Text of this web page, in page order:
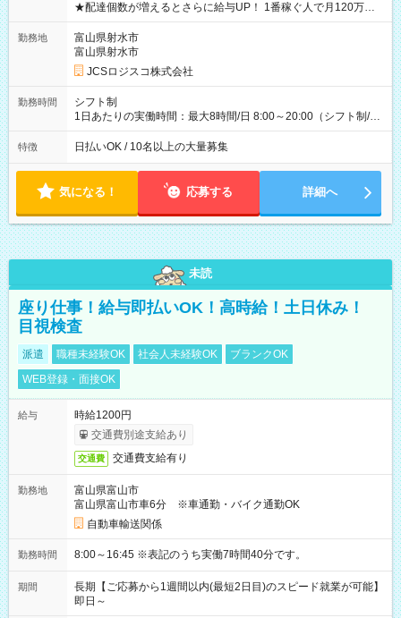
★配達個数が増えるとさらに給与UP！ 1番稼ぐ人で月120万ほ
ど！ ・主要都市エリア 月収55万円／週5日稼働 月収65万~112
万円／週6日稼働 ・地方郊外エリア 月収40万円／週5日稼働 月
収40万円~50万円／週6日稼働 ＜モデルイメージ＞ ■月収50万
円 (27歳男性/江東区在住)※元建築関係 1日150個配達×25日勤務
(日休み) ■月収80万円(43歳男性/墨田区在住)※元営業 1日200個
勤務地
富山県射水市
富山県射水市
JCSロジスコ株式会社
勤務時間
シフト制
1日あたりの実働時間：最大8時間/日 8:00～20:00（シフト制/実
働8時間） ※週5日勤務（場所次第では週4も有り） ※配達状況
によって時間外での勤務可能性有り ※案件により多少の前後あ
特徴 日払いOK / 10名以上の大量募集
気になる！ 応募する 詳細へ
未読
座り仕事！給与即払いOK！高時給！土日休み！
目視検査
派遣 職種未経験OK 社会人未経験OK
ブランクOK
WEB登録・面接OK
給与
時給1200円
交通費別途支給あり
交通費 交通費支給有り
勤務地
富山県富山市
富山県富山市車6分 ※車通勤・バイク通勤OK
自動車輸送関係
勤務時間 8:00～16:45 ※表記のうち実働7時間40分です。
期間
長期【ご応募から1週間以内(最短2日目)のスピード就業が可能】
即日～